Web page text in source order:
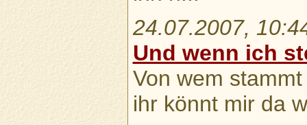
24.07.2007,
Und wenn ich
Von wem
ihr könnt mir da